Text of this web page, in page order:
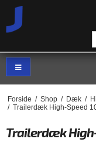
Forside / Shop / Dæk /
/ Trailerdæk High-Speed
Trailerdæk